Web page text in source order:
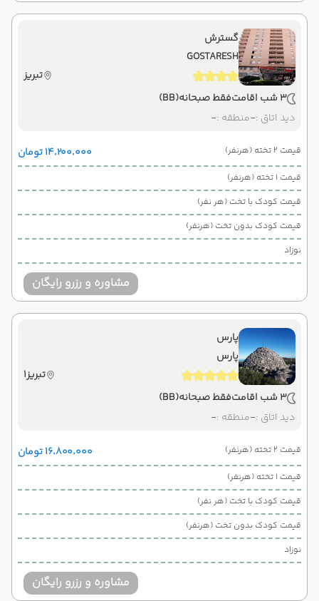
گسترش
GOSTARESH
تبریز
3 شب اقامت
فقط صبحانه(BB)
دید اتاق :-منطقه :-
قیمت 2 تخته (هرنفر) ۱۴٬۲۰۰٬۰۰۰ تومان
قیمت 1 تخته (هرنفر)
قیمت کودک با تخت (هر نفر)
قیمت کودک بدون تخت (هرنفر)
نوزاد
مشاوره و رزرو رایگان
پارس
پارس
تبریز1
3 شب اقامت
فقط صبحانه(BB)
دید اتاق :-منطقه :-
قیمت 2 تخته (هرنفر) ۱۶٬۸۰۰٬۰۰۰ تومان
قیمت 1 تخته (هرنفر)
قیمت کودک با تخت (هر نفر)
قیمت کودک بدون تخت (هرنفر)
نوزاد
مشاوره و رزرو رایگان